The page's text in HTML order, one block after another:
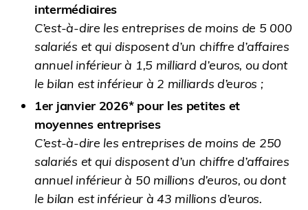
intermédiaires
C’est-à-dire les entreprises de moins de 5 000
salariés et qui disposent d’un chiffre d’affaires
annuel inférieur à 1,5 milliard d’euros, ou dont
le bilan est inférieur à 2 milliards d’euros ;
1er janvier 2026* pour les petites et
moyennes entreprises
C’est-à-dire les entreprises de moins de 250
salariés et qui disposent d’un chiffre d’affaires
annuel inférieur à 50 millions d’euros, ou dont
le bilan est inférieur à 43 millions d’euros.